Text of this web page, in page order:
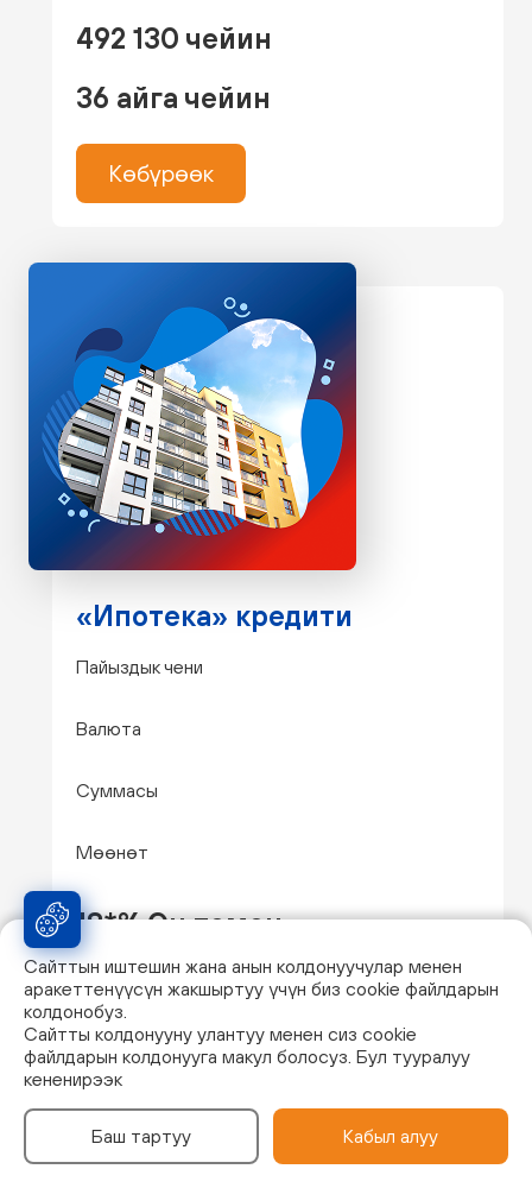
Сайттын иштешин жана анын колдонуучулар менен
аракеттенүүсүн жакшыртуу үчүн биз cookie файлдарын
колдонобуз.
Сайтты колдонууну улантуу менен сиз cookie
файлдарын колдонууга макул болосуз. Бул тууралуу
кененирээк
Баш тартуу Кабыл алуу
492 130 чейин
36 айга чейин
Көбүрөөк
«Ипотека» кредити
Пайыздык чени
Валюта
Суммасы
Мөөнөт
18*% Эң төмөн
KGS
50 000 000 чейин
120 айга чейин
12*% Эң төмөн